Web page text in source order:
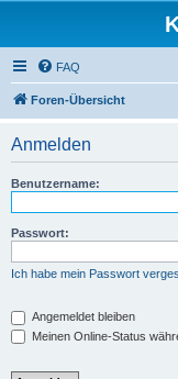
FAQ
Foren-Übersicht
Anmelden
Benutzername:
Passwort:
Ich habe mein Passwort
Angemeldet bleiben
Meinen Online-Status